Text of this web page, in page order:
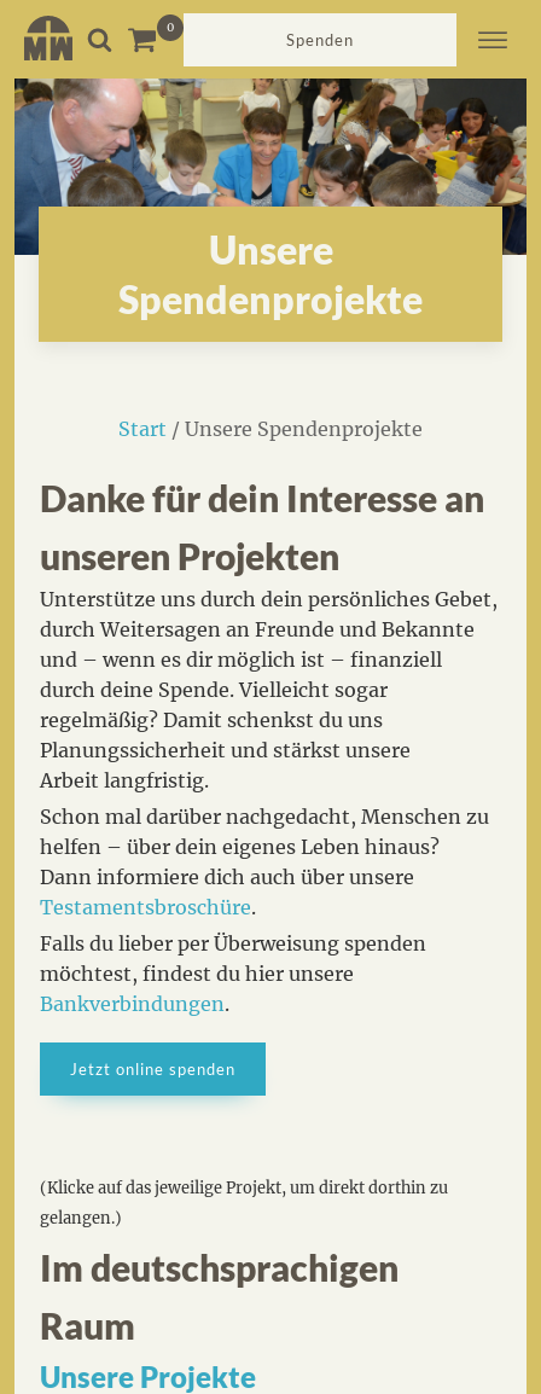
Spenden
Unsere
Spendenprojekte
Start / Unsere Spendenprojekte
Danke für dein Interesse an
unseren Projekten
Unterstütze uns durch dein persönliches Gebet,
durch Weitersagen an Freunde und Bekannte
und – wenn es dir möglich ist – finanziell
durch deine Spende. Vielleicht sogar
regelmäßig? Damit schenkst du uns
Planungssicherheit und stärkst unsere
Arbeit langfristig.
Schon mal darüber nachgedacht, Menschen zu
helfen – über dein eigenes Leben hinaus?
Dann informiere dich auch über unsere
Testamentsbroschüre.
Falls du lieber per Überweisung spenden
möchtest, findest du hier unsere
Bankverbindungen.
Jetzt online spenden
(Klicke auf das jeweilige Projekt, um direkt dorthin zu
gelangen.)
Im deutschsprachigen
Raum
Unsere Projekte